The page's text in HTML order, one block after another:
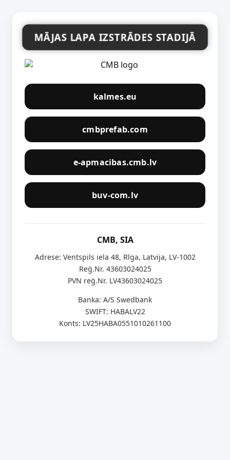
MĀJAS LAPA IZSTRĀDES STADIJĀ
kalmes.eu
cmbprefab.com
e-apmacibas.cmb.lv
buv-com.lv
CMB, SIA
Adrese: Ventspils iela 48, Rīga, Latvija, LV-1002
Reģ.Nr. 43603024025
PVN reģ.Nr. LV43603024025
Banka: A/S Swedbank
SWIFT: HABALV22
Konts: LV25HABA0551010261100